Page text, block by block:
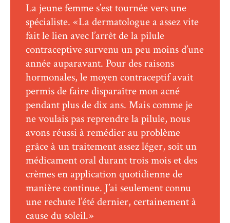
La jeune femme s’est tournée vers une
spécialiste. « La dermatologue a assez vite
fait le lien avec l’arrêt de la pilule
contraceptive survenu un peu moins d’une
année auparavant. Pour des raisons
hormonales, le moyen contraceptif avait
permis de faire disparaître mon acné
pendant plus de dix ans. Mais comme je
ne voulais pas reprendre la pilule, nous
avons réussi à remédier au problème
grâce à un traitement assez léger, soit un
médicament oral durant trois mois et des
crèmes en application quotidienne de
manière continue. J’ai seulement connu
une rechute l’été dernier, certainement à
cause du soleil. »